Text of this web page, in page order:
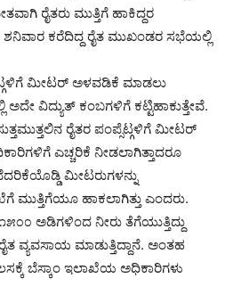
ರೈತರು ಮುತ್ತಿಗೆ ಹಾಕಿದ್ದರ
ಶನಿವಾರ ಕರೆದಿದ್ದ ರೈತ ಮುಖಂಡರ ಸಭೆಯಲ್ಲಿ
ಮೀಟರ್ ಅಳವಡಿಕೆ ಮಾಡಲು
ಅದೇ ವಿದ್ಯುತ್ ಕಂಬಗಳಿಗೆ ಕಟ್ಟಿಹಾಕುತ್ತೇವೆ.
ರೈತರ ಪಂಪ್ಸೆಟ್ಗಳಿಗೆ ಮೀಟರ್
ಎಚ್ಚರಿಕೆ ನೀಡಲಾಗಿತ್ತಾದರೂ
ಮೀಟರುಗಳನ್ನು
ಮುತ್ತಿಗೆಯೂ ಹಾಕಲಾಗಿತ್ತು ಎಂದರು.
ಅಡಿಗಳಿಂದ ನೀರು ತೆಗೆಯುತ್ತಿದ್ದು
ವ್ಯವಸಾಯ ಮಾಡುತ್ತಿದ್ದಾನೆ. ಅಂತಹ
ಬೆಸ್ಕಾಂ ಇಲಾಖೆಯ ಅಧಿಕಾರಿಗಳು